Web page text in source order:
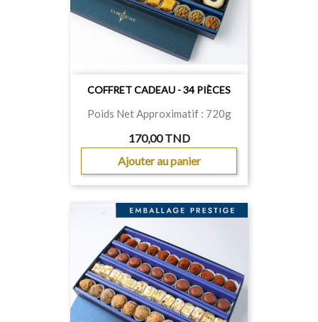
COFFRET CADEAU - 34 PIÈCES
Poids Net Approximatif : 720g
170,00 TND
Ajouter au panier